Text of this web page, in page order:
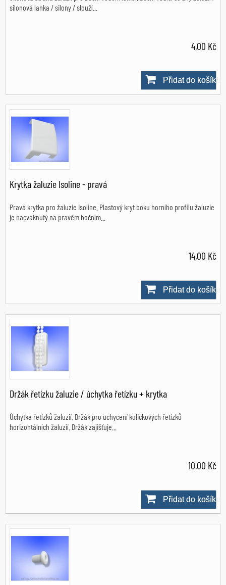
silonová lanka / silony / slouží...
4,00 Kč
Přidat do košíku
Skladem
Krytka žaluzie Isoline - pravá
Pravá krytka pro žaluzie Isoline. Plastový kryt boku horního profilu žaluzie
je nacvaknutý na pravém bočním...
14,00 Kč
Přidat do košíku
Skladem
Držák řetízku žaluzie / úchytka řetízku + krytka
Úchytka řetízků žaluzií. Držák pro uchycení kuličkových řetízků
horizontálních žaluzií. Držák zajišťuje...
10,00 Kč
Přidat do košíku
Skladem